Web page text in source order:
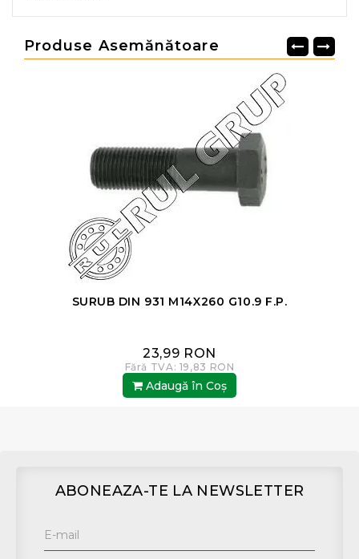
Produse Asemănătoare
SURUB DIN 931 M14X260 G10.9 F.P.
23,99 RON
Fără TVA: 19,83 RON
Adaugă în Coş
ABONEAZA-TE LA NEWSLETTER